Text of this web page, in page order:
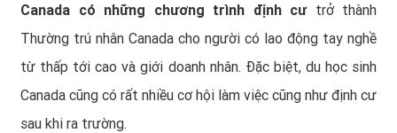
Canada có những chương trình định cưtrở thành
Thường trú nhân Canada cho người có lao động tay nghề
từ thấp tới cao và giới doanh nhân. Đặc biệt, du học sinh
Canada cũng có rất nhiều cơ hội làm việc cũng như định cư
sau khi ra trường.